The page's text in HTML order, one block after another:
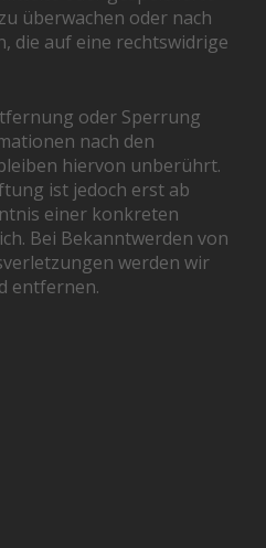
überwachen oder nach
die auf eine rechtswidrige
oder Sperrung
nach den
hiervon unberührt.
ist jedoch erst ab
einer konkreten
Bei Bekanntwerden von
werden wir
entfernen.